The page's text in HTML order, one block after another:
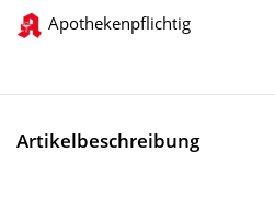
Apothekenpflichtig
Artikelbeschreibung